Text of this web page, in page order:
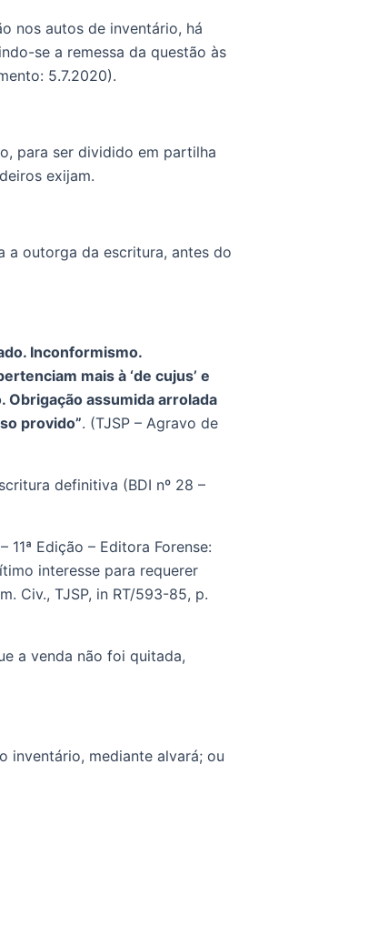
nos autos de inventário, há
se a remessa da questão às
5.7.2020).
para ser dividido em partilha
exijam.
a outorga da escritura, antes do
Inconformismo.
mais à ‘de cujus’ e
assumida arrolada
provido”. (TJSP – Agravo de
definitiva (BDI nº 28 –
Edição – Editora Forense:
interesse para requerer
Civ., TJSP, in RT/593-85, p.
a venda não foi quitada,
inventário, mediante alvará; ou